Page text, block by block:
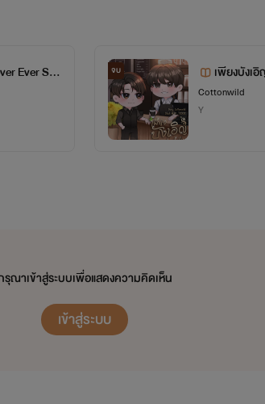
Ever Say
จบ เพียงบังเ
Cottonwild
Y
รุณาเข้าสู่ระบบเพื่อแสดงความคิดเห็น
เข้าสู่ระบบ